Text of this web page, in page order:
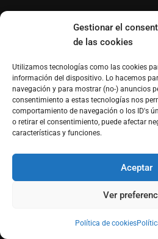
Gestionar el
de las cookies
Utilizamos tecnologías como las cookies
información del dispositivo. Lo hacemos
navegación y para mostrar (no-) anuncios
consentimiento a estas tecnologías nos
comportamiento de navegación o los ID's
o retirar el consentimiento, puede afectar
características y funciones.
Aceptar
Ver
Política de cookies
La gula® es un portal de
Todos los derechos reservados®.
reproducción total o parcial de los
imágenes de este sitio sin la
Morfosmedia Comunicaciones®
CONTACTO